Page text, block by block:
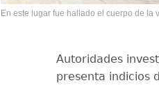
En este lugar fue hallado el cuerpo de la
Autoridades
presenta indicios